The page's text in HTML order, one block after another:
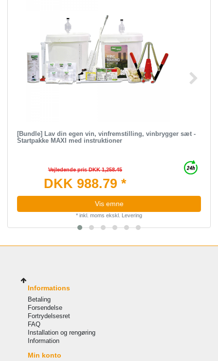
[Bundle] Lav din egen vin, vinfremstilling, vinbrygger sæt -
Startpakke MAXI med instruktioner
Vejledende pris DKK 1,258.45
DKK 988.79 *
Vis emne
* inkl. moms ekskl. Levering
Informations
Betaling
Forsendelse
Fortrydelsesret
FAQ
Installation og rengøring
Information
Min konto